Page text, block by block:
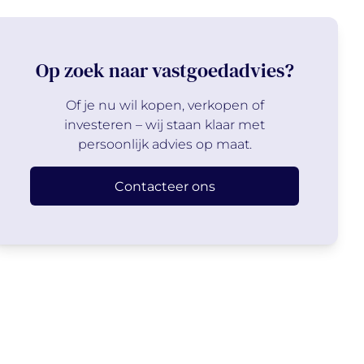
Op zoek naar vastgoedadvies?
Of je nu wil kopen, verkopen of
investeren – wij staan klaar met
persoonlijk advies op maat.
Contacteer ons